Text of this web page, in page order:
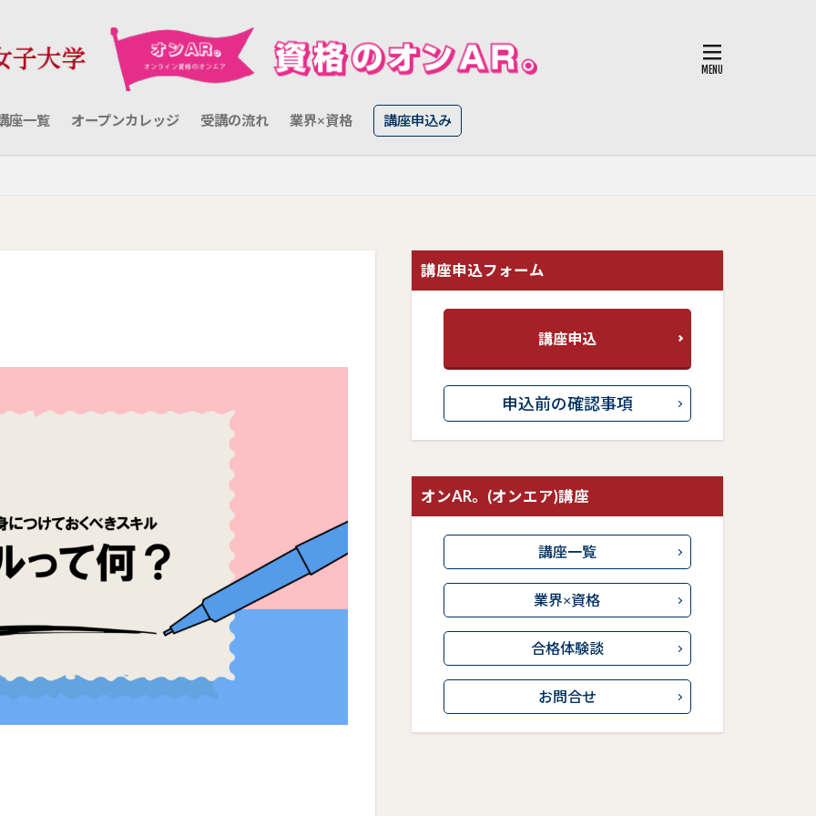
座一覧 オープンカレッジ 受講の流れ 業界×資格 講座申込み
講座申込フォーム
講座申込
申込前の確認事項
オンAR。(オンエア)講座
講座一覧
業界×資格
合格体験談
お問合せ